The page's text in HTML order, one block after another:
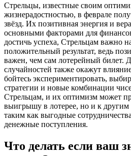
Стрельцы, известные своим
жизнерадостностью, в феврале
звёзд. Их позитивная энергия и
основными факторами для
достичь успеха, Стрельцам важно
положительный результат, ведь
важен, чем сам лотерейный билет.
случайностей также окажут
бойтесь экспериментировать,
стратегии и новые комбинации
Стрельцам, и их оптимизм может
выигрышу в лотерее, но и к
таким как выгодные
денежные поступления.
Что делать если ваш